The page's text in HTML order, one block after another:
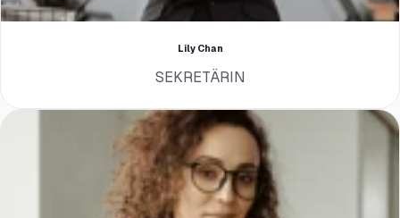
Lily Chan
SEKRETÄRIN